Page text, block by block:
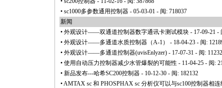
• sc1000多参数通用控制器 - 05-03-01 - 阅: 718037
新闻
• 外观设计——双通道控制器数字通讯卡测试模块 - 17-09-21 -
• 外观设计——多通道水质控制器（A-1）
- 18-04-23 - 阅:
• 外观设计——多通道控制器(uvisEnlyzer) - 17-07-31 - 阅:
• 使用自动压力控制器减少水管爆裂的可能性 - 11-04-25 - 阅:
• 新品发布---哈希SC200控制器 - 10-12-30 - 阅: 182132
•AMTAX sc 和 PHOSPHAX sc 分析仪可以与sc100控制器相